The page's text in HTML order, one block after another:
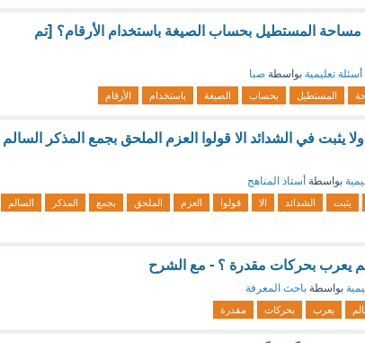
مساحة المستطيل بحساب الصيغة باستخدام الأرقام؟ [تم
أسئلة تعليمية بواسطة صبا
المستطيل بحساب الصيغة باستخدام الأرقام
يثبت في الشدائد الا قولوا العزم الملحق بجمع المذكر السالم
بواسطة أستاذ المناهج
يثبت الشدائد الا قولوا العزم الملحق بجمع المذكر
السالم
يعرب بحركات مقدرة ؟ - مع الشرح
بواسطة باحث المعرفة
يعرب بحركات مقدرة